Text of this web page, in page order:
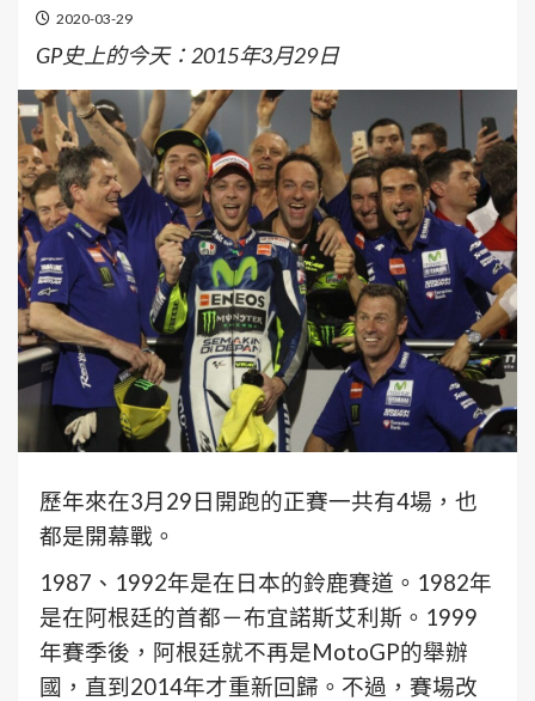
2020-03-29
GP史上的今天：2015年3月29日
歷年來在3月29日開跑的正賽一共有4場，也
都是開幕戰。
1987、1992年是在日本的鈴鹿賽道。1982年
是在阿根廷的首都－布宜諾斯艾利斯。1999
年賽季後，阿根廷就不再是MotoGP的舉辦
國，直到2014年才重新回歸。不過，賽場改